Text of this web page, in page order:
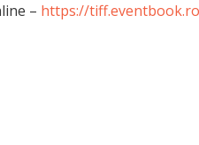
– https://